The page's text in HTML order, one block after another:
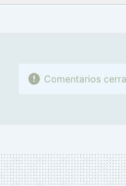
FACEBOOK
TWITTERFLIPBOARD
E-
Comentarios